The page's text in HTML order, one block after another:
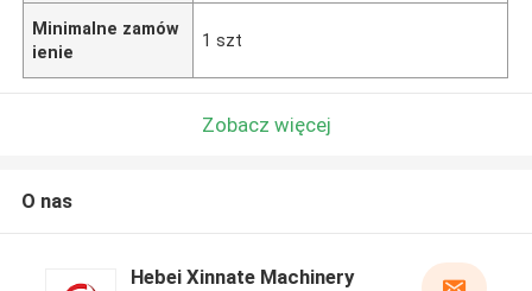
Minimalne zamów
ienie
1 szt
Zobacz więcej
O nas
Hebei Xinnate Machinery